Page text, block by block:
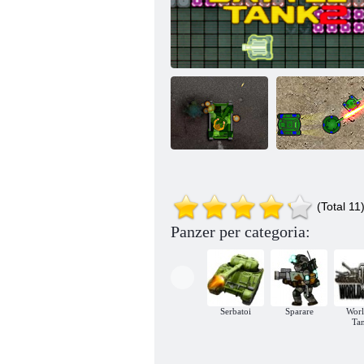
Neon Battle Tank 2
La battaglia della
morte strada
Serbatoi e torri
(Total 11)
Panzer per categoria:
Serbatoi Sparare